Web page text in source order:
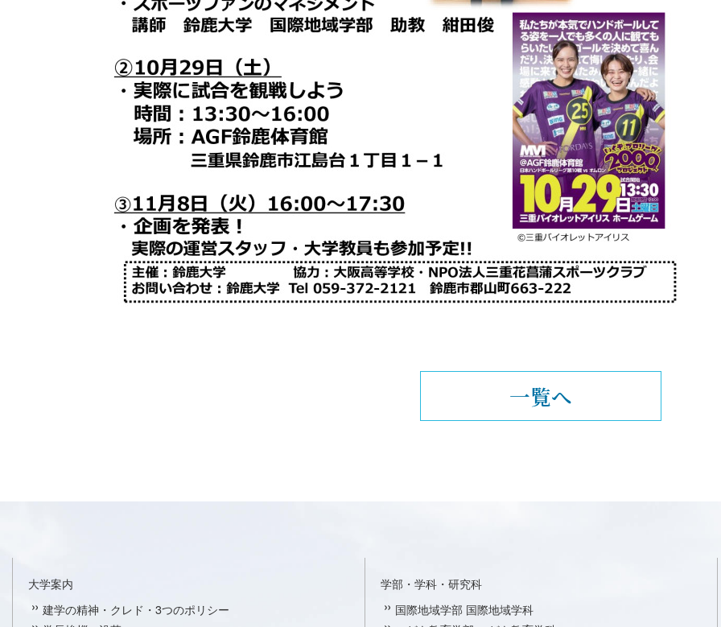
一覧へ
大学案内
建学の精神・クレド・3つのポリシー
学部・学科・研究科
国際地域学部 国際地域学科